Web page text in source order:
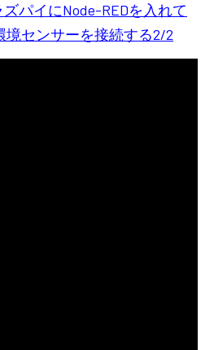
ズパイにNode-REDを入れて
境センサーを接続する2/2